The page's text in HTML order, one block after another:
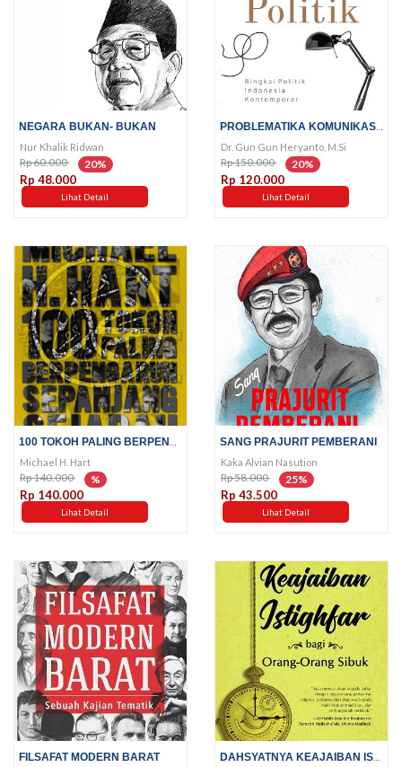
NEGARA BUKAN- BUKAN
Nur Khalik Ridwan
Rp 60.000 20%
Rp 48.000
Lihat Detail
PROBLEMATIKA KOMUNIKASI POLITIK
Dr. Gun Gun Heryanto, M.Si
Rp 150.000 20%
Rp 120.000
Lihat Detail
100 TOKOH PALING BERPENGARUH...
Michael H. Hart
Rp 140.000 %
Rp 140.000
Lihat Detail
SANG PRAJURIT PEMBERANI
Kaka Alvian Nasution
Rp 58.000 25%
Rp 43.500
Lihat Detail
FILSAFAT MODERN BARAT DAHSYATNYA KEAJAIBAN ISTIGHFAR...